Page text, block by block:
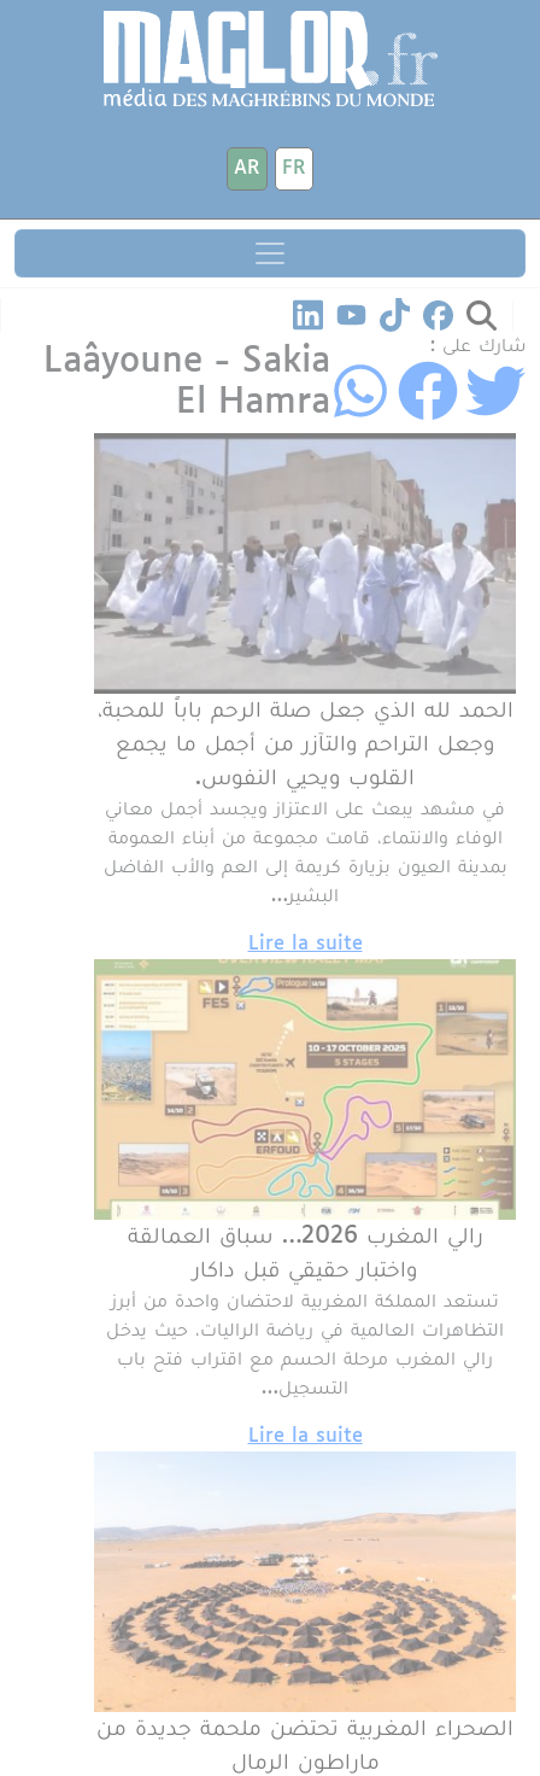
تجاوز إلى المحتوى الرئيسي
FR
AR
شارك على :
Laâyoune - Sakia
El Hamra
الحمد لله الذي جعل صلة الرحم باباً للمحبة،
وجعل التراحم والتآزر من أجمل ما يجمع
القلوب ويحيي النفوس.
في مشهد يبعث على الاعتزاز ويجسد أجمل معاني
الوفاء والانتماء، قامت مجموعة من أبناء العمومة
بمدينة العيون بزيارة كريمة إلى العم والأب الفاضل
البشير…
Lire la suite
رالي المغرب 2026… سباق العمالقة
واختبار حقيقي قبل داكار
تستعد المملكة المغربية لاحتضان واحدة من أبرز
التظاهرات العالمية في رياضة الراليات، حيث يدخل
رالي المغرب مرحلة الحسم مع اقتراب فتح باب
التسجيل…
Lire la suite
الصحراء المغربية تحتضن ملحمة جديدة من
ماراطون الرمال
لوحة إدارة ملفات تعريف الارتباط